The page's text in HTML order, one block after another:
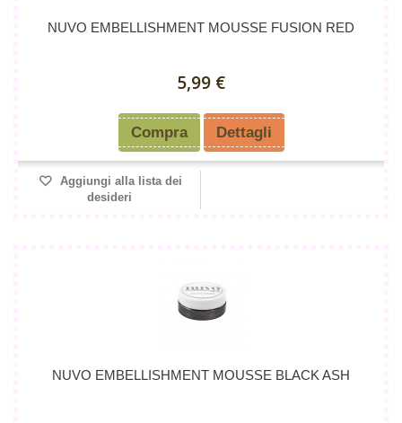
NUVO EMBELLISHMENT MOUSSE FUSION RED
5,99 €
Compra Dettagli
Aggiungi alla lista dei
desideri
NUVO EMBELLISHMENT MOUSSE BLACK ASH